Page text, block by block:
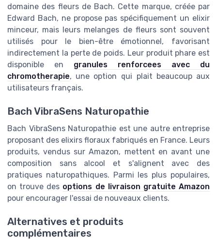
domaine des fleurs de Bach. Cette marque, créée par
Edward Bach, ne propose pas spécifiquement un elixir
minceur, mais leurs melanges de fleurs sont souvent
utilisés pour le bien-être émotionnel, favorisant
indirectement la perte de poids. Leur produit phare est
disponible en granules renforcees avec du
chromotherapie, une option qui plait beaucoup aux
utilisateurs français.
Bach VibraSens Naturopathie
Bach VibraSens Naturopathie est une autre entreprise
proposant des elixirs floraux fabriqués en France. Leurs
produits, vendus sur Amazon, mettent en avant une
composition sans alcool et s'alignent avec des
pratiques naturopathiques. Parmi les plus populaires,
on trouve des options de livraison gratuite Amazon
pour encourager l'essai de nouveaux clients.
Alternatives et produits
complémentaires